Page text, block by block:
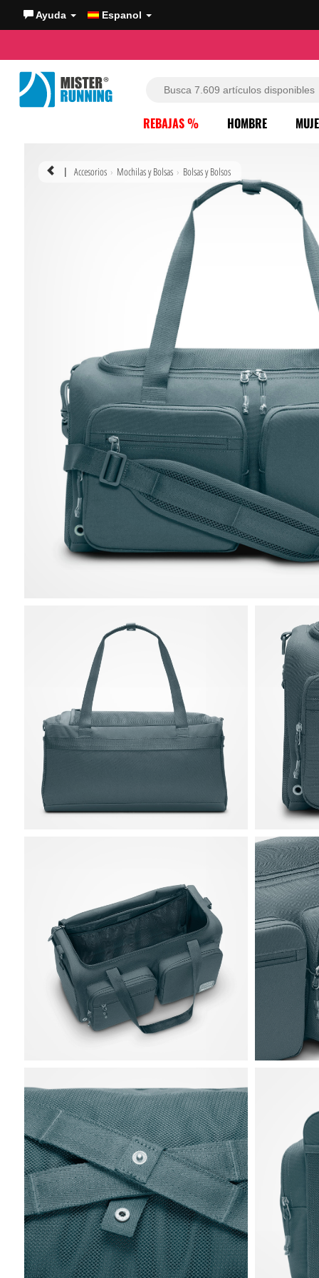
Ayuda Espanol
REBAJAS % HOMBRE
| Accesorios Mochilas y Bolsas Bolsas y Bolsos